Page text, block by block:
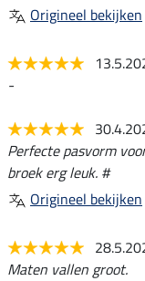
Origineel bekijken
-
Perfecte pasvorm
broek erg leuk. #
Origineel bekijken
Maten vallen groot.